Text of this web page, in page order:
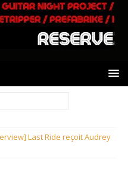
Last Ride reçoit Audrey